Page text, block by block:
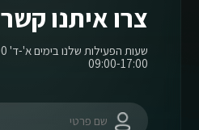
צרו איתנו קשר
09:00-17:00